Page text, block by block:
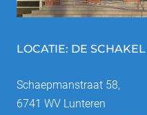
LOCATIE: DE SCHAKEL
Schaepmanstraat 58,
6741 WV Lunteren